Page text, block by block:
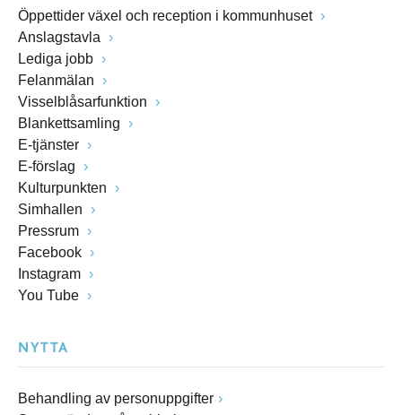
Öppettider växel och reception i kommunhuset
Anslagstavla
Lediga jobb
Felanmälan
Visselblåsarfunktion
Blankettsamling
E-tjänster
E-förslag
Kulturpunkten
Simhallen
Pressrum
Facebook
Instagram
You Tube
NYTTA
Behandling av personuppgifter